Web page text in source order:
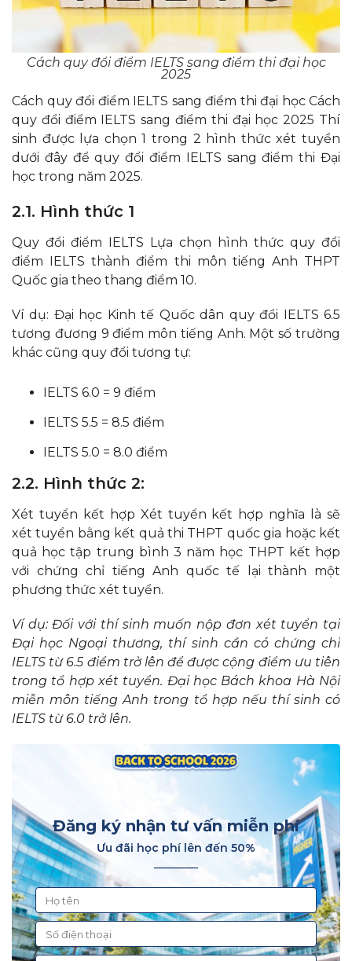
Cách quy đổi điểm IELTS sang điểm thi đại học
2025
Cách quy đổi điểm IELTS sang điểm thi đại học Cách
quy đổi điểm IELTS sang điểm thi đại học 2025 Thí
sinh được lựa chọn 1 trong 2 hình thức xét tuyển
dưới đây để quy đổi điểm IELTS sang điểm thi Đại
học trong năm 2025.
2.1. Hình thức 1
Quy đổi điểm IELTS Lựa chọn hình thức quy đổi
điểm IELTS thành điểm thi môn tiếng Anh THPT
Quốc gia theo thang điểm 10.
Ví dụ: Đại học Kinh tế Quốc dân quy đổi IELTS 6.5
tương đương 9 điểm môn tiếng Anh. Một số trường
khác cũng quy đổi tương tự:
IELTS 6.0 = 9 điểm
IELTS 5.5 = 8.5 điểm
IELTS 5.0 = 8.0 điểm
2.2. Hình thức 2:
Xét tuyển kết hợp Xét tuyển kết hợp nghĩa là sẽ
xét tuyển bằng kết quả thi THPT quốc gia hoặc kết
quả học tập trung bình 3 năm học THPT kết hợp
với chứng chỉ tiếng Anh quốc tế lại thành một
phương thức xét tuyển.
Ví dụ: Đối với thí sinh muốn nộp đơn xét tuyển tại
Đại học Ngoại thương, thí sinh cần có chứng chỉ
IELTS từ 6.5 điểm trở lên để được cộng điểm ưu tiên
trong tổ hợp xét tuyển. Đại học Bách khoa Hà Nội
miễn môn tiếng Anh trong tổ hợp nếu thí sinh có
IELTS từ 6.0 trở lên.
Đăng ký nhận tư vấn miễn phí
Ưu đãi học phí lên đến 50%